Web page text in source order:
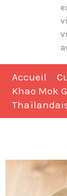
Accueil
Khao Mok